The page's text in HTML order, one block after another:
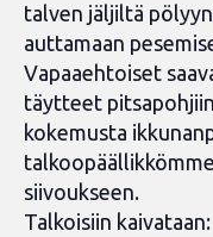
talven jäljiltä
auttamaan
Vapaaehtoiset
täytteet
kokemusta
siivoukseen.
Talkoisiin kaivataan: